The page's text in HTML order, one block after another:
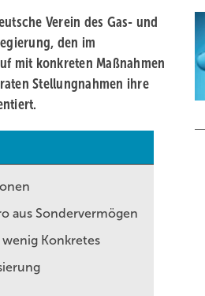
Verein des Gas- und
den im
mit konkreten Maßnahmen
Stellungnahmen ihre
aus Sondervermögen
wenig Konkretes